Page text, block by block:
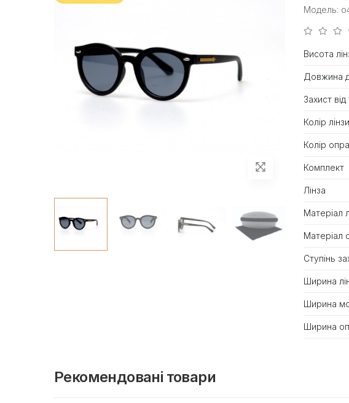
Модель:
Висота
Довжина
Захист
Колір лінзи
Колір
Комплект
Лінза
Матеріал
Матеріал
Ступінь
Ширина
Ширина
Ширина
Рекомендовані товари